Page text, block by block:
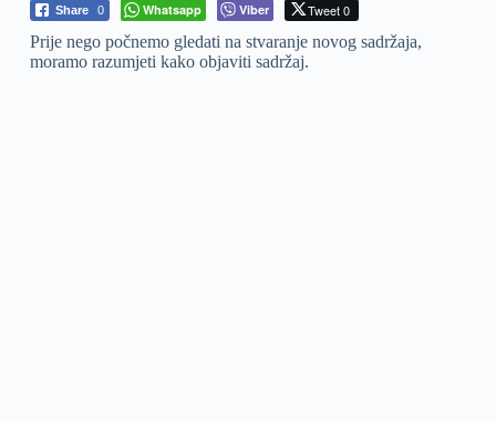
Share 0 Whatsapp Viber Tweet 0
Prije nego počnemo gledati na stvaranje novog sadržaja,
moramo razumjeti kako objaviti sadržaj.